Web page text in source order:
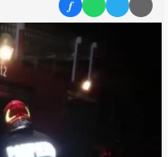
f